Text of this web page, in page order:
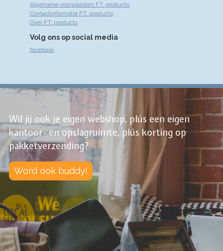
Algemene voorwaarden F.T. products
Contactinformatie F.T. products
Over F.T. products
Volg ons op social media
facebook
Wil jij ook je eigen webshop, plús een eigen
kantoor- en opslagruimte, plús korting op
pakketverzending?
Word ook buddy!